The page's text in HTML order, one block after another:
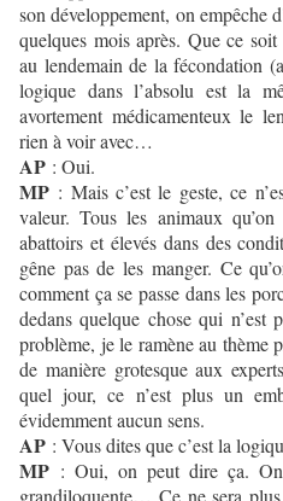
son développement, on empêche
quelques mois après. Que ce
au lendemain de la fécondation
logique dans l’absolu est la
avortement médicamenteux le
rien à voir avec…
AP : Oui.
MP : Mais c’est le geste, ce
valeur. Tous les animaux
abattoirs et élevés dans des
gêne pas de les manger. Ce
comment ça se passe dans les
dedans quelque chose qui n’est
problème, je le ramène au thème
de manière grotesque aux
quel jour, ce n’est plus un
évidemment aucun sens.
AP : Vous dites que c’est la
MP : Oui, on peut dire ça.
grandiloquente… Ce ne sera